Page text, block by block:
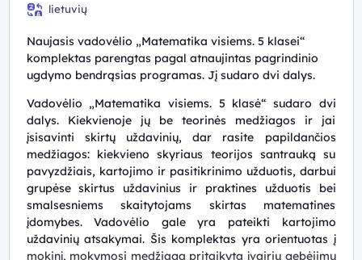
lietuvių
Naujasis vadovėlio „Matematika visiems. 5 klasei“
komplektas parengtas pagal atnaujintas pagrindinio
ugdymo bendrąsias programas. Jį sudaro dvi dalys.
Vadovėlio „Matematika visiems. 5 klasė“ sudaro dvi
dalys. Kiekvienoje jų be teorinės medžiagos ir jai
įsisavinti skirtų uždavinių, dar rasite papildančios
medžiagos: kiekvieno skyriaus teorijos santrauką su
pavyzdžiais, kartojimo ir pasitikrinimo užduotis, darbui
grupėse skirtus uždavinius ir praktines užduotis bei
smalsesniems skaitytojams skirtas matematines
įdomybes. Vadovėlio gale yra pateikti kartojimo
uždavinių atsakymai. Šis komplektas yra orientuotas į
mokinį, mokymosi medžiaga pritaikyta įvairių gebėjimų